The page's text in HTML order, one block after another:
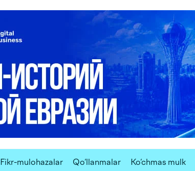
Fikr-mulohazalar Qo‘llanmalar Ko‘chmas mulk